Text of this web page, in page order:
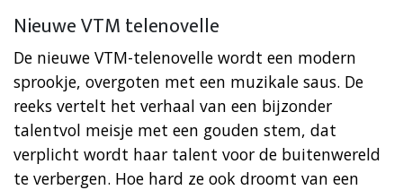
Nieuwe VTM telenovelle
De nieuwe VTM-telenovelle wordt een modern
sprookje, overgoten met een muzikale saus. De
reeks vertelt het verhaal van een bijzonder
talentvol meisje met een gouden stem, dat
verplicht wordt haar talent voor de buitenwereld
te verbergen. Hoe hard ze ook droomt van een